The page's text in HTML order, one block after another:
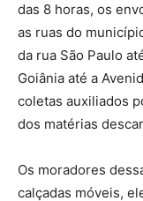
das 8 horas, os
as ruas do
da rua São Paulo
Goiânia até a
coletas auxiliados
dos matérias
Os moradores
calçadas móveis,